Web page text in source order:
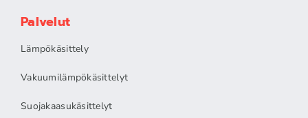
Palvelut
Lämpökäsittely
Vakuumilämpökäsittelyt
Suojakaasukäsittelyt